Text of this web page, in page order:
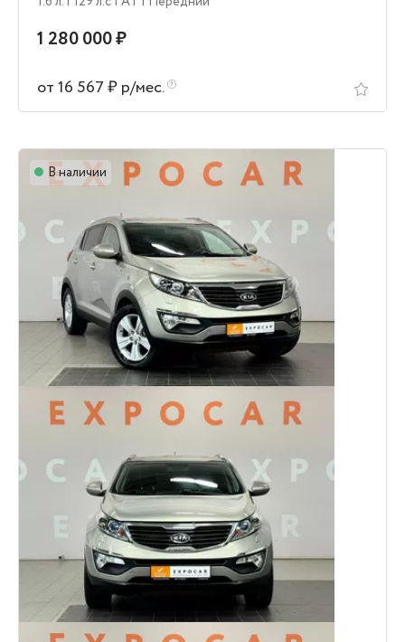
1 280 000 ₽
от 16 567 ₽ р/мес.
В наличии